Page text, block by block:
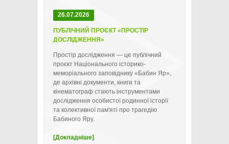
26.07.2026
ПУБЛІЧНИЙ ПРОЄКТ «ПРОСТІР
ДОСЛІДЖЕННЯ»
Простір дослідження — це публічний
проєкт Національного історико-
меморіального заповіднику «Бабин Яр»,
де архівні документи, книги та
кінематограф стають інструментами
дослідження особистої родинної історії
та колективної пам'яті про трагедію
Бабиного Яру.
[Докладніше]